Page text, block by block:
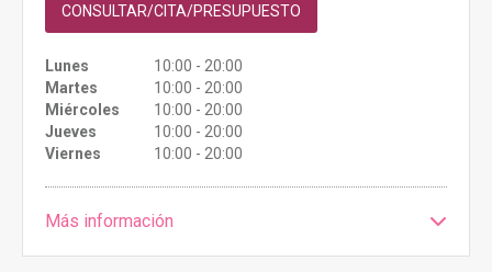
CONSULTAR/CITA/PRESUPUESTO
Lunes
10:00 - 20:00
Martes
10:00 - 20:00
Miércoles
10:00 - 20:00
Jueves
10:00 - 20:00
Viernes
10:00 - 20:00
Más información